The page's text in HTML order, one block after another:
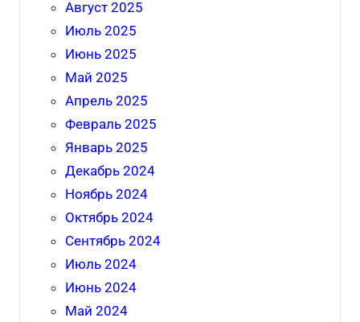
Август 2025
Июль 2025
Июнь 2025
Май 2025
Апрель 2025
Февраль 2025
Январь 2025
Декабрь 2024
Ноябрь 2024
Октябрь 2024
Сентябрь 2024
Июль 2024
Июнь 2024
Май 2024